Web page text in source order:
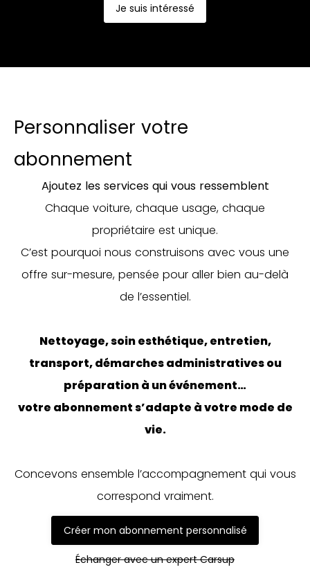
Je suis intéressé
Personnaliser votre
abonnement
Ajoutez les services qui vous ressemblent
Chaque voiture, chaque usage, chaque
propriétaire est unique.
C’est pourquoi nous construisons avec vous une
offre sur-mesure, pensée pour aller bien au-delà
de l’essentiel.
Nettoyage, soin esthétique, entretien,
transport, démarches administratives ou
préparation à un événement…
votre abonnement s’adapte à votre mode de
vie.
Concevons ensemble l’accompagnement qui vous
correspond vraiment.
Créer mon abonnement personnalisé
Échanger avec un expert Carsup